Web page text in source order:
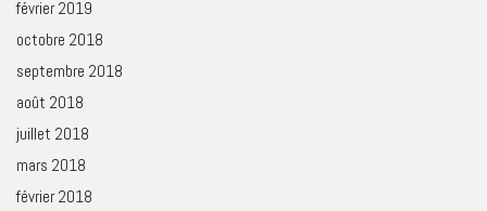
février 2019
octobre 2018
septembre 2018
août 2018
juillet 2018
mars 2018
février 2018